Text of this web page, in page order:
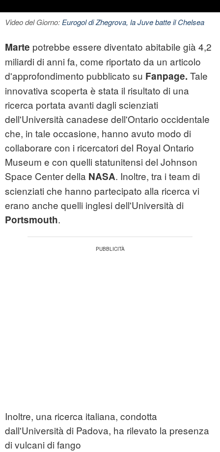
Video del Giorno:Eurogol di Zhegrova, la Juve batte il Chelsea
Marte potrebbe essere diventato abitabile già 4,2
miliardi di anni fa, come riportato da un articolo
d'approfondimento pubblicato su Fanpage. Tale
innovativa scoperta è stata il risultato di una
ricerca portata avanti dagli scienziati
dell'Università canadese dell'Ontario occidentale
che, in tale occasione, hanno avuto modo di
collaborare con i ricercatori del Royal Ontario
Museum e con quelli statunitensi del Johnson
Space Center della NASA. Inoltre, tra i team di
scienziati che hanno partecipato alla ricerca vi
erano anche quelli inglesi dell'Università di
Portsmouth.
Inoltre, una ricerca italiana, condotta
dall'Università di Padova, ha rilevato la presenza
di vulcani di fango